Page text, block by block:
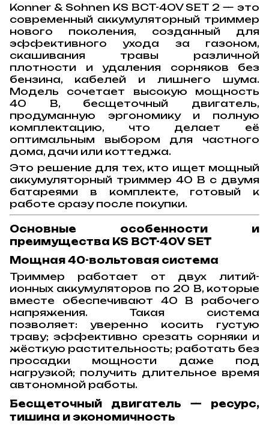
Konner & Sohnen KS BCT-40V SET 2 — это
современный аккумуляторный триммер
нового поколения, созданный для
эффективного ухода за газоном,
скашивания травы различной
плотности и удаления сорняков без
бензина, кабелей и лишнего шума.
Модель сочетает высокую мощность
40 В, бесщеточный двигатель,
продуманную эргономику и полную
комплектацию, что делает её
оптимальным выбором для частного
дома, дачи или коттеджа.
Это решение для тех, кто ищет мощный
аккумуляторный триммер 40 В с двумя
батареями в комплекте, готовый к
работе сразу после покупки.
Основные особенности и
преимущества KS BCT-40V SET
Мощная 40-вольтовая система
Триммер работает от двух литий-
ионных аккумуляторов по 20 В, которые
вместе обеспечивают 40 В рабочего
напряжения. Такая система
позволяет: уверенно косить густую
траву; эффективно срезать сорняки и
жёсткую растительность; работать без
просадки мощности даже под
нагрузкой; получить длительное время
автономной работы.
Бесщеточный двигатель — ресурс,
тишина и экономичность